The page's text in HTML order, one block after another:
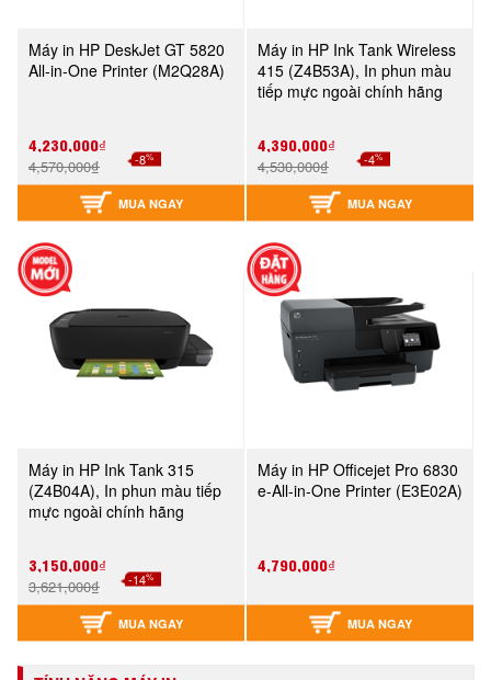
Máy in HP DeskJet GT 5820
All-in-One Printer (M2Q28A)
4,230,000₫
4,570,000₫ -8%
MUA NGAY
Máy in HP Ink Tank Wireless
415 (Z4B53A), In phun màu
tiếp mực ngoài chính hãng
4,390,000₫
4,530,000₫ -4%
MUA NGAY
Máy in HP Ink Tank 315
(Z4B04A), In phun màu tiếp
mực ngoài chính hãng
3,150,000₫
3,621,000₫ -14%
MUA NGAY
Máy in HP Officejet Pro 6830
e-All-in-One Printer (E3E02A)
4,790,000₫
MUA NGAY